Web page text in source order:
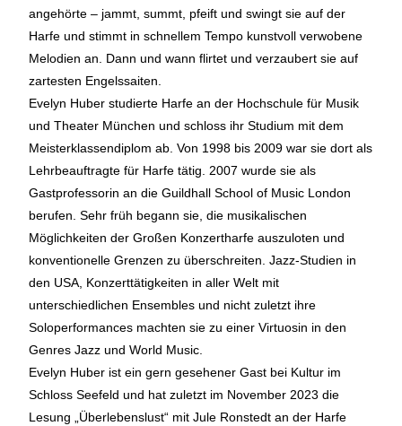
angehörte – jammt, summt, pfeift und swingt sie auf der
Harfe und stimmt in schnellem Tempo kunstvoll verwobene
Melodien an. Dann und wann flirtet und verzaubert sie auf
zartesten Engelssaiten.
Evelyn Huber studierte Harfe an der Hochschule für Musik
und Theater München und schloss ihr Studium mit dem
Meisterklassendiplom ab. Von 1998 bis 2009 war sie dort als
Lehrbeauftragte für Harfe tätig. 2007 wurde sie als
Gastprofessorin an die Guildhall School of Music London
berufen. Sehr früh begann sie, die musikalischen
Möglichkeiten der Großen Konzertharfe auszuloten und
konventionelle Grenzen zu überschreiten. Jazz-Studien in
den USA, Konzerttätigkeiten in aller Welt mit
unterschiedlichen Ensembles und nicht zuletzt ihre
Soloperformances machten sie zu einer Virtuosin in den
Genres Jazz und World Music.
Evelyn Huber ist ein gern gesehener Gast bei Kultur im
Schloss Seefeld und hat zuletzt im November 2023 die
Lesung „Überlebenslust“ mit Jule Ronstedt an der Harfe